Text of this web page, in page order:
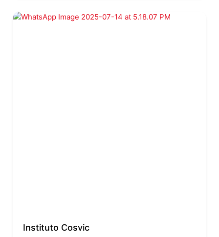
Instituto Cosvic